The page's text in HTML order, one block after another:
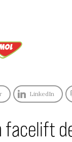
LinkedIn
facelift